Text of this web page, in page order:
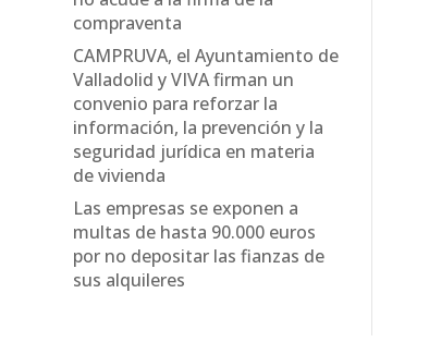
compraventa
CAMPRUVA, el Ayuntamiento de
Valladolid y VIVA firman un
convenio para reforzar la
información, la prevención y la
seguridad jurídica en materia
de vivienda
Las empresas se exponen a
multas de hasta 90.000 euros
por no depositar las fianzas de
sus alquileres